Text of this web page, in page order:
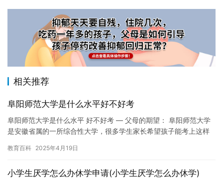
相关推荐
阜阳师范大学是什么水平好不好考
阜阳师范大学是什么水平 好不好考 — 父母的期望： 阜阳师范大学
是安徽省属的一所综合性大学，很多学生家长希望孩子能考上这样
教育百科 2025年4月19日
小学生厌学怎么办休学申请(小学生厌学怎么办休学)